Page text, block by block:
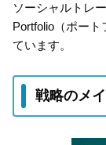
ソーシャルトレ
Portfolio（ポー
ています。
戦略のメ